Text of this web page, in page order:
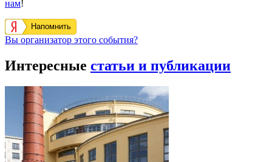
нам!
Напомнить
Вы организатор этого события?
Интересные статьи и публикации